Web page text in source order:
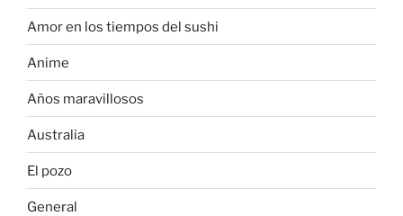
Amor en los tiempos del sushi
Anime
Años maravillosos
Australia
El pozo
General